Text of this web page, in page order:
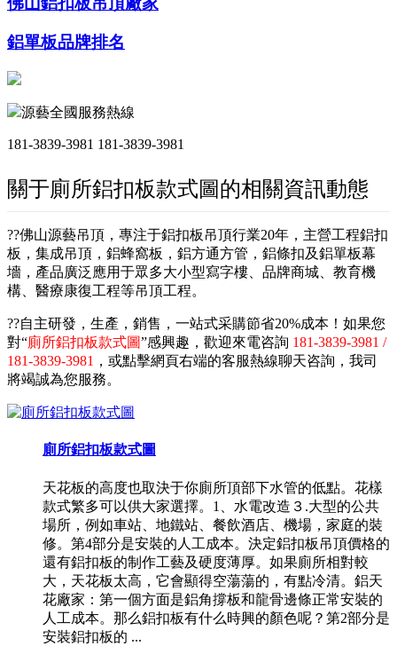
鋁單板品牌排名
源藝全國服務熱線
181-3839-3981 181-3839-3981
關于廁所鋁扣板款式圖的相關資訊動態
??佛山源藝吊頂，專注于鋁扣板吊頂行業20年，主營工程鋁扣
板，集成吊頂，鋁蜂窩板，鋁方通方管，鋁條扣及鋁單板幕
墻，產品廣泛應用于眾多大小型寫字樓、品牌商城、教育機
構、醫療康復工程等吊頂工程。
??自主研發，生產，銷售，一站式采購節省20%成本！如果您
對“廁所鋁扣板款式圖”感興趣，歡迎來電咨詢 181-3839-3981 /
181-3839-3981 ，或點擊網頁右端的客服熱線聊天咨詢，我司
將竭誠為您服務。
廁所鋁扣板款式圖
天花板的高度也取決于你廁所頂部下水管的低點。花樣
款式繁多可以供大家選擇。1、水電改造３.大型的公共
場所，例如車站、地鐵站、餐飲酒店、機場，家庭的裝
修。第4部分是安裝的人工成本。決定鋁扣板吊頂價格的
還有鋁扣板的制作工藝及硬度薄厚。如果廁所相對較
大，天花板太高，它會顯得空蕩蕩的，有點冷清。鋁天
花廠家：第一個方面是鋁角撐板和龍骨邊條正常安裝的
人工成本。那么鋁扣板有什么時興的顏色呢？第2部分是
安裝鋁扣板的 ...